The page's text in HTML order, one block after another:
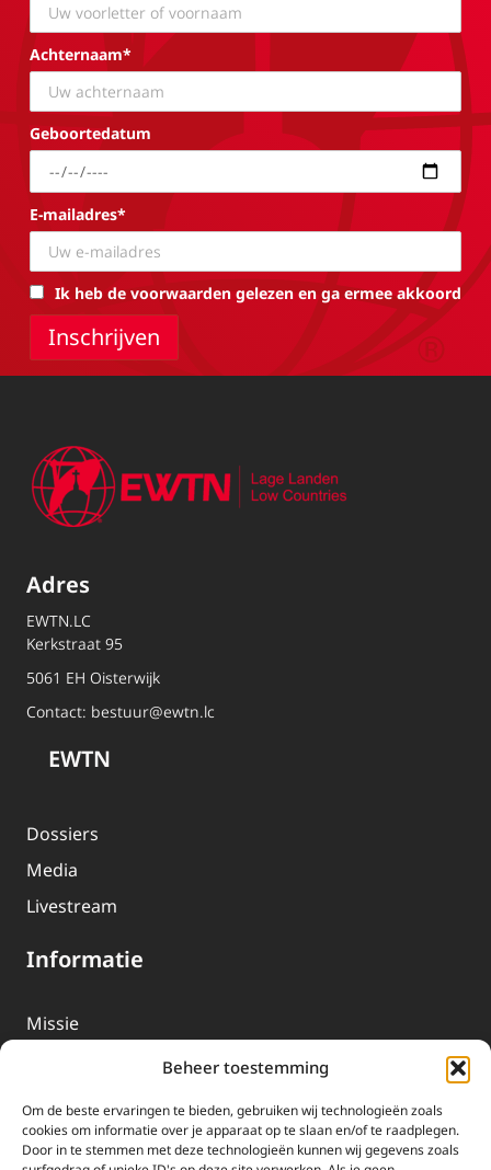
Beheer toestemming
Om de beste ervaringen te bieden, gebruiken wij technologieën zoals
cookies om informatie over je apparaat op te slaan en/of te raadplegen.
Door in te stemmen met deze technologieën kunnen wij gegevens zoals
Achternaam*
Geboortedatum
E-mailadres*
Ik heb de voorwaarden gelezen en ga ermee akkoord
Adres
EWTN.LC
Kerkstraat 95
5061 EH Oisterwijk
Contact: bestuur@ewtn.lc
EWTN
Dossiers
Media
Livestream
Informatie
Missie
EWTN-Team